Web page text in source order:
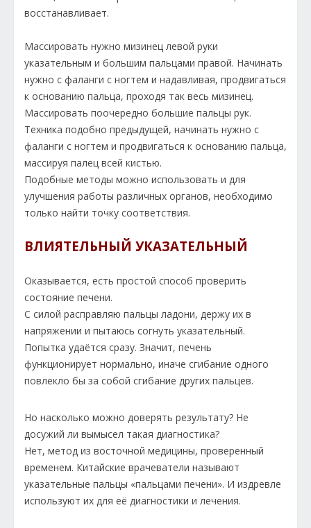
восстанавливает.
Массировать нужно мизинец левой руки
указательным и большим пальцами правой. Начинать
нужно с фаланги с ногтем и надавливая, продвигаться
к основанию пальца, проходя так весь мизинец.
Массировать поочередно большие пальцы рук.
Техника подобно предыдущей, начинать нужно с
фаланги с ногтем и продвигаться к основанию пальца,
массируя палец всей кистью.
Подобные методы можно использовать и для
улучшения работы различных органов, необходимо
только найти точку соответствия.
ВЛИЯТЕЛЬНЫЙ УКАЗАТЕЛЬНЫЙ
Оказывается, есть простой способ проверить
состояние печени.
С силой расправляю пальцы ладони, держу их в
напряжении и пытаюсь согнуть указательный.
Попытка удаётся сразу. Значит, печень
функционирует нормально, иначе сгибание одного
повлекло бы за собой сгибание других пальцев.
Но насколько можно доверять результату? Не
досужий ли вымысел такая диагностика?
Нет, метод из восточной медицины, проверенный
временем. Китайские врачеватели называют
указательные пальцы «пальцами печени». И издревле
используют их для её диагностики и лечения.